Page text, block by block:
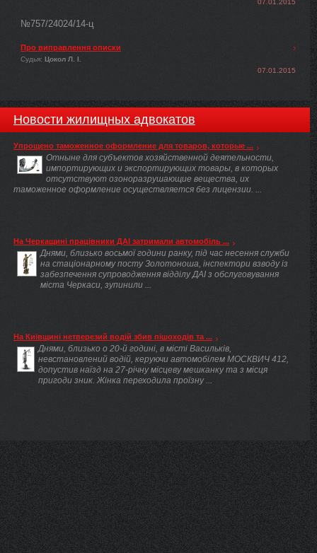
№757/24024/14-ц
Про виправлення описки
Судья: Цокол Л. І.
07.01.2015
Новости жилищных адвокатов
Упрощено таможенное оформление для товаров, которые ...
Отныне для субъектов хозяйственной деятельности,
импортирующих и экспортирующих товары, в которых
отсутствуют озоноразрушающие вещества, их
таможенное оформление осуществляется без лицензии. ...
На Черкащині працівники ДАІ затримали автомобіль ...
Днями, близько восьмої години ранку, під час несення служби
на стаціонарному посту Золотоноша, інспектори взводу із
забезпечення супроводження відділу ДАІ з обслуговування
міста Черкаси, зупинили ...
На Київщині нетверезий водій збив пішоходів та ...
Днями, близько о 20-й годині, в місті Васильків,
невстановлений водій, керуючи автомобілем МОСКВИЧ 412,
допустив наїзд на 27-річну місцеву мешканку та з місця
пригоди зник. Жінка переходила проїзну ...